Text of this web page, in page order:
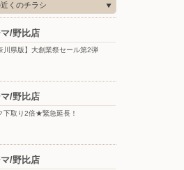
くのチラシ
/野比店
川県版】大創業祭セール第2弾
/野比店
下取り2倍★緊急延長！
/野比店